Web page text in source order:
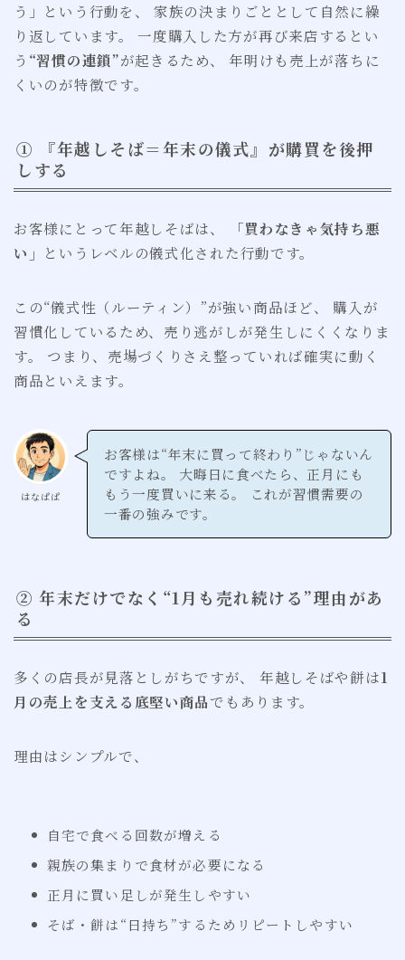
う」という行動を、 家族の決まりごととして自然に繰
り返しています。 一度購入した方が再び来店するとい
う “習慣の連鎖”が起きるため、 年明けも売上が落ちに
くいのが特徴です。
① 『年越しそば＝年末の儀式』が購買を後押
しする
お客様にとって年越しそばは、
「買わなきゃ気持ち悪
い」 というレベルの儀式化された行動です。
この“儀式性（ルーティン）”が強い商品ほど、 購入が
習慣化しているため、売り逃がしが発生しにくくなりま
す。 つまり、売場づくりさえ整っていれば確実に動く
商品といえます。
はなぱぱ
お客様は“年末に買って終わり”じゃないん
ですよね。 大晦日に食べたら、正月にも
もう一度買いに来る。 これが習慣需要の
一番の強みです。
② 年末だけでなく“1月も売れ続ける”理由があ
る
多くの店長が見落としがちですが、 年越しそばや餅は1
月の売上を支える底堅い商品でもあります。
理由はシンプルで、
自宅で食べる回数が増える
親族の集まりで食材が必要になる
正月に買い足しが発生しやすい
そば・餅は“日持ち”するためリピートしやすい